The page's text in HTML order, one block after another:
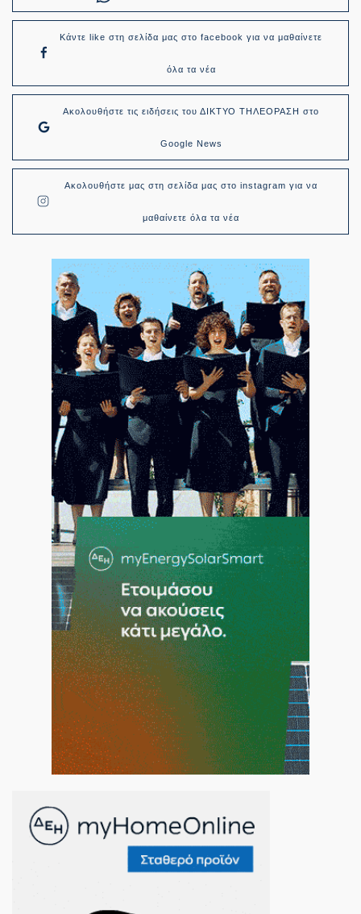
Κάντε like στη σελίδα μας στο facebook για να μαθαίνετε
όλα τα νέα
Ακολουθήστε τις ειδήσεις του ΔΙΚΤΥΟ ΤΗΛΕΟΡΑΣΗ στο
Google News
Ακολουθήστε μας στη σελίδα μας στο instagram για να
μαθαίνετε όλα τα νέα